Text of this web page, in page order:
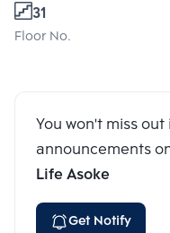
31
Floor No.
You won't miss out
announcements
Life Asoke
Get Notify